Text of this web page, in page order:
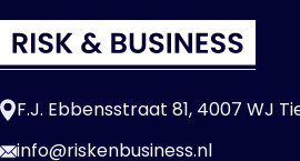
F.J. Ebbensstraat 81, 4007 WJ
info@riskenbusiness.nl